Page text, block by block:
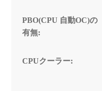
PBO(CPU 自動OC)の
有無:
CPUクーラー: